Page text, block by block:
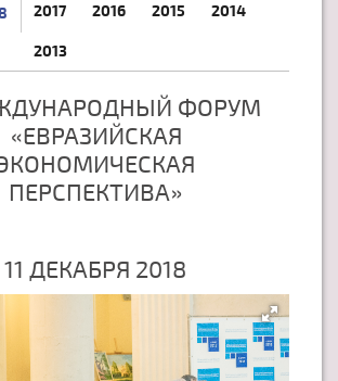
2017 2016 2015 2014
2013
ФОРУМ
«ЕВРАЗИЙСКАЯ
ПЕРСПЕКТИВА»
11 ДЕКАБРЯ 2018